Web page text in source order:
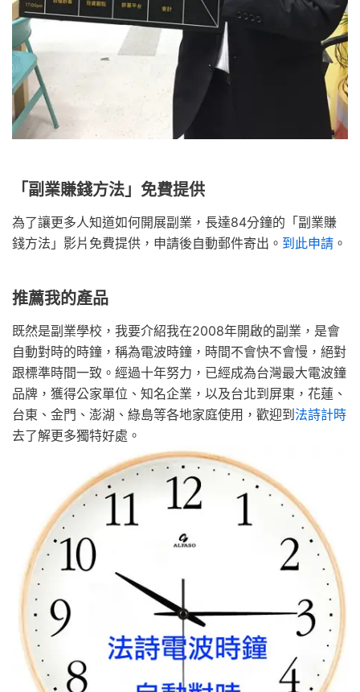
「副業賺錢方法」免費提供
為了讓更多人知道如何開展副業，長達84分鐘的「副業賺
錢方法」影片免費提供，申請後自動郵件寄出。 到此申請 。
推薦我的產品
既然是副業學校，我要介紹我在2008年開啟的副業，是會
自動對時的時鐘，稱為電波時鐘，時間不會快不會慢，絕對
跟標準時間一致。經過十年努力，已經成為台灣最大電波鐘
品牌，獲得公家單位、知名企業，以及台北到屏東，花蓮、
台東、金門、澎湖、綠島等各地家庭使用，歡迎到 法詩計時
去了解更多獨特好處。